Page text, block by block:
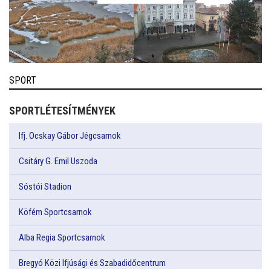
SPORT
SPORTLÉTESÍTMÉNYEK
Ifj. Ocskay Gábor Jégcsarnok
Csitáry G. Emil Uszoda
Sóstói Stadion
Köfém Sportcsarnok
Alba Regia Sportcsarnok
Bregyó Közi Ifjúsági és Szabadidőcentrum